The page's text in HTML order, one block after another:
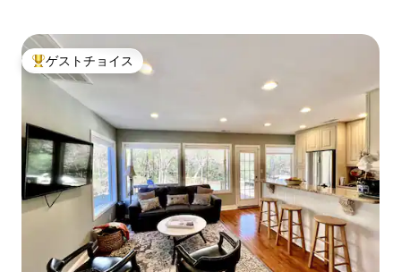
大好評のゲストチョイスです。
ゲストチョイス